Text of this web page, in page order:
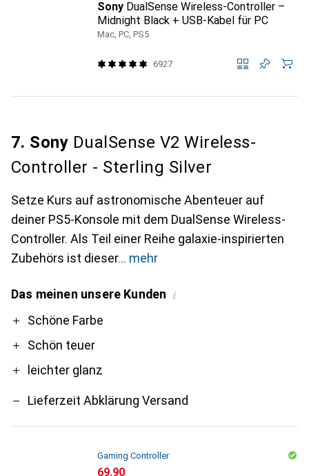
Sony DualSense Wireless-Controller –
Midnight Black + USB-Kabel für PC
Mac, PC, PS5
6927
7. Sony DualSense V2 Wireless-
Controller - Sterling Silver
Setze Kurs auf astronomische Abenteuer auf
deiner PS5-Konsole mit dem DualSense Wireless-
Controller. Als Teil einer Reihe galaxie-inspirierten
Zubehörs ist dieser
mehr
Das meinen unsere Kunden i
ProSchöne Farbe
Schön teuer
leichter glanz
Contra
Lieferzeit Abklärung Versand
Gaming Controller
CHF
69.90